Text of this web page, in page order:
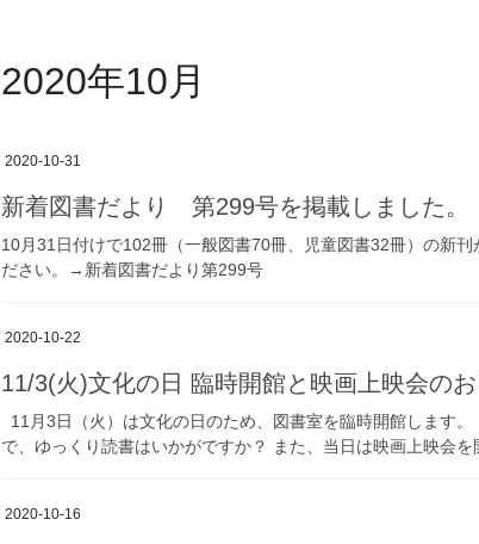
2020年10月
2020-10-31
新着図書だより 第299号を掲載しました。
10月31日付けで102冊（一般図書70冊、児童図書32冊）の新
ださい。→新着図書だより第299号
2020-10-22
11/3(火)文化の日 臨時開館と映画上映会の
11月3日（火）は文化の日のため、図書室を臨時開館します
で、ゆっくり読書はいかがですか？ また、当日は映画上映会
2020-10-16